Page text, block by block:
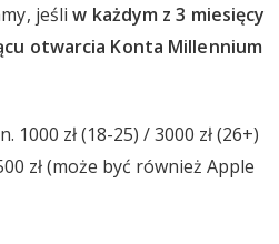
jeśliw każdym z 3 miesięcy
otwarcia Konta Millennium
1000 zł (18-25) / 3000 zł (26+)
zł (może być również Apple